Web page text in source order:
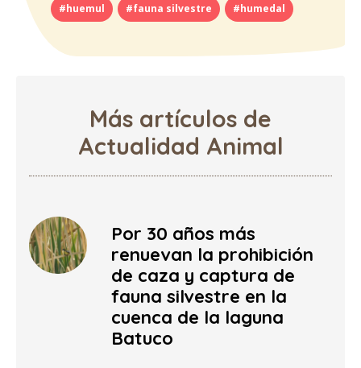
#huemul #fauna silvestre #humedal
Más artículos de
Actualidad Animal
Por 30 años más
renuevan la prohibición
de caza y captura de
fauna silvestre en la
cuenca de la laguna
Batuco